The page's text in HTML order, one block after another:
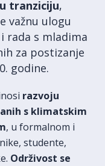
tranziciju,
važnu ulogu
rada s mladima
za postizanje
godine.
razvoju
s klimatskim
, u formalnom i
studente,
Održivost se